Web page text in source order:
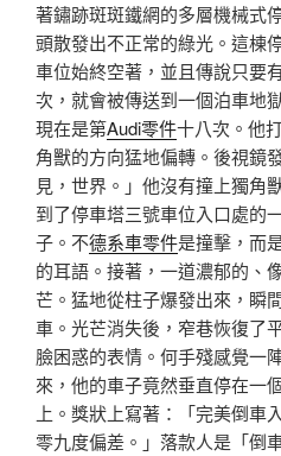
著鏽跡斑斑鐵網的多層機械式
頭散發出不正常的綠光。這棟
車位始終空著，並且傳說只要
次，就會被傳送到一個泊車地
現在是第Audi零件十八次。他
角獸的方向猛地偏轉。後視鏡
見，世界。」他沒有撞上獨角
到了停車塔三號車位入口處的
子。不德系車零件是撞擊，而
的耳語。接著，一道濃郁的、
芒。猛地從柱子爆發出來，瞬
車。光芒消失後，窄巷恢復了
臉困惑的表情。何手殘感覺一
來，他的車子竟然垂直停在一
上。獎狀上寫著：「完美倒
零九度偏差。」落款人是「倒